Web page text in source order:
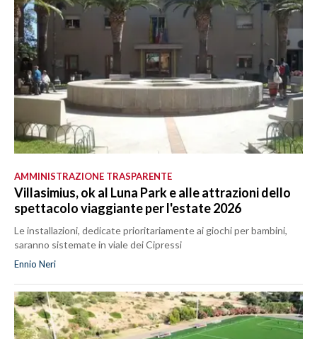
AMMINISTRAZIONE TRASPARENTE
Villasimius, ok al Luna Park e alle attrazioni dello
spettacolo viaggiante per l'estate 2026
Le installazioni, dedicate prioritariamente ai giochi per bambini,
saranno sistemate in viale dei Cipressi
Ennio Neri